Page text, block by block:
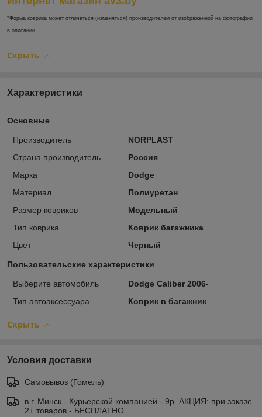
*Форма коврика может отличаться (изменяться) производителем от изображенной на фотографии
в описании.
Скрыть
Характеристики
Основные
Производитель
NORPLAST
Страна производитель
Россия
Марка
Dodge
Материал
Полиуретан
Размер ковриков
Модельный
Тип коврика
Коврик багажника
Цвет
Черный
Пользовательские характеристики
Выберите автомобиль
Dodge Caliber 2006-
Тип автоаксессуара
Коврик в багажник
Скрыть
Условия доставки
Самовывоз (Гомель)
в г. Минск - Курьерской компанией - 9р. АКЦИЯ: при заказе
2+ товаров - БЕСПЛАТНО